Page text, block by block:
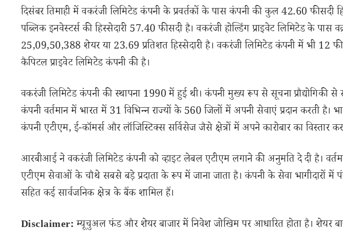
दिसंबर तिमाही में वकरंजी लिमिटेड कंपनी के प्रवर्तकों के पास कंपनी की कुल 42.60 फीसदी
पब्लिक इनवेस्टर्स की हिस्सेदारी 57.40 फीसदी है। वकरंजी होल्डिंग प्राइवेट लिमिटेड के पास
25,09,50,388 शेयर या 23.69 प्रतिशत हिस्सेदारी है। वकरंजी लिमिटेड कंपनी में भी 12
कैपिटल प्राइवेट लिमिटेड कंपनी की है।
वकरंजी लिमिटेड कंपनी की स्थापना 1990 में हुई थी। कंपनी मुख्य रूप से सूचना प्रौद्योगिकी से
कंपनी वर्तमान में भारत में 31 विभिन्न राज्यों के 560 जिलों में अपनी सेवाएं प्रदान करती
कंपनी एटीएम, ई-कॉमर्स और लॉजिस्टिक्स सर्विसेज जैसे क्षेत्रों में अपने कारोबार का विस्तार कर
आरबीआई ने वकरंजी लिमिटेड कंपनी को व्हाइट लेबल एटीएम लगाने की अनुमति दे दी है।
एटीएम सेवाओं के चौथे सबसे बड़े प्रदाता के रूप में जाना जाता है। कंपनी के सेवा
सहित कई सार्वजनिक क्षेत्र के बैंक शामिल हैं।
Disclaimer:म्यूचुअल फंड और शेयर बाजार में निवेश जोखिम पर आधारित होता है। शेयर